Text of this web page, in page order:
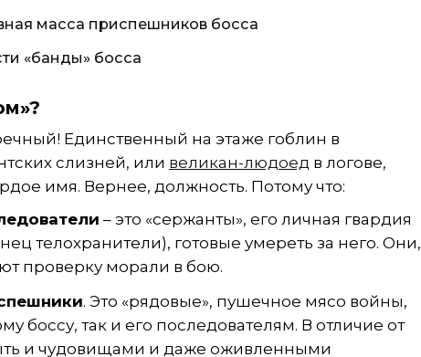
масса приспешников босса
«банды» босса
Единственный на этаже гоблин в
слизней, или великан-людоед в логове,
имя. Вернее, должность. Потому что:
– это «сержанты», его личная гвардия
телохранители), готовые умереть за него. Они,
проверку морали в бою.
. Это «рядовые», пушечное мясо войны,
боссу, так и его последователям. В отличие от
и чудовищами и даже оживленными